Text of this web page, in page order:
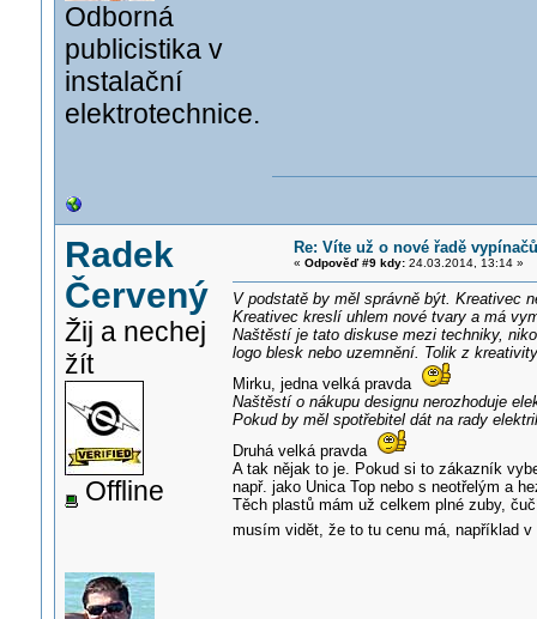
Odborná
publicistika v
instalační
elektrotechnice.
Radek
Červený
Žij a nechej
žít
Offline
Re: Víte už o nové řadě
« Odpověď #9 kdy:24.03.2014, 13:14 »
V podstatě by měl správně být. Kreativec
Kreativec kreslí uhlem nové tvary a má
Naštěstí je tato diskuse mezi techniky,
logo blesk nebo uzemnění. Tolik z
Mirku, jedna velká pravda
Naštěstí o nákupu designu nerozhoduje
Pokud by měl spotřebitel dát na rady
Druhá velká pravda
A tak nějak to je. Pokud si to zákazník
např. jako Unica Top nebo s neotřelým a
Těch plastů mám už celkem plné zuby,
musím vidět, že to tu cenu má, například